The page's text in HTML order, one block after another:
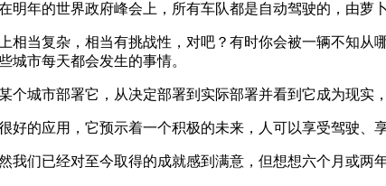
年的世界政府峰会上，所有车队都是自动驾驶的，由萝卜
当复杂，相当有挑战性，对吧？有时你会被一辆不知从
城市每天都会发生的事情。
城市部署它，从决定部署到实际部署并看到它成为现实
的应用，它预示着一个积极的未来，人可以享受驾驶、
们已经对至今取得的成就感到满意，但想想六个月或两